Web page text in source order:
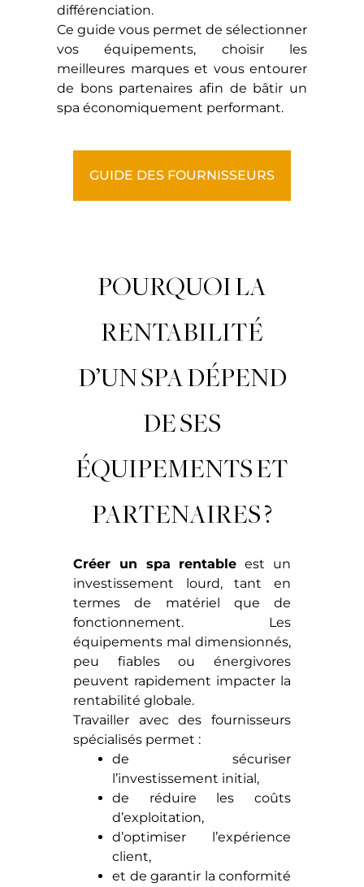
différenciation.
Ce guide vous permet de sélectionner
vos équipements, choisir les
meilleures marques et vous entourer
de bons partenaires afin de bâtir un
spa économiquement performant.
GUIDE DES FOURNISSEURS
POURQUOI LA
RENTABILITÉ
D’UN SPA DÉPEND
DE SES
ÉQUIPEMENTS ET
PARTENAIRES ?
Créer un spa rentable est un
investissement lourd, tant en
termes de matériel que de
fonctionnement. Les
équipements mal dimensionnés,
peu fiables ou énergivores
peuvent rapidement impacter la
rentabilité globale.
Travailler avec des fournisseurs
spécialisés permet :
de sécuriser
l’investissement initial,
de réduire les coûts
d’exploitation,
d’optimiser l’expérience
client,
et de garantir la conformité